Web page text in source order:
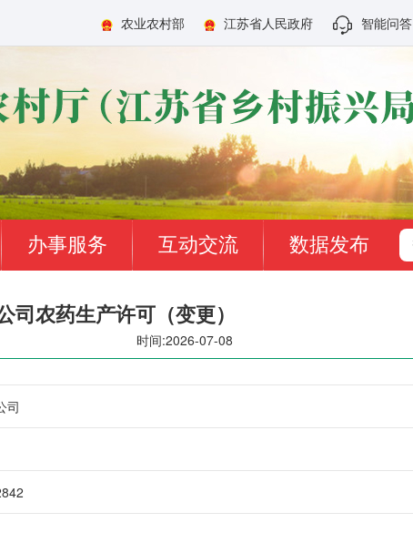
智能问答
农业农村部 江苏省人民政府
办事服务 互动交流 数据发布
司农药生产许可（变更）
时间:2026-07-08
司